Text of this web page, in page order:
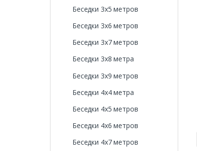
Беседки 3х5 метров
Беседки 3х6 метров
Беседки 3х7 метров
Беседки 3х8 метра
Беседки 3х9 метров
Беседки 4х4 метра
Беседки 4х5 метров
Беседки 4х6 метров
Беседки 4х7 метров